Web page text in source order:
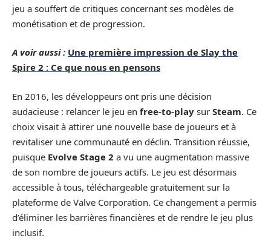
jeu a souffert de critiques concernant ses modèles de
monétisation et de progression.
A voir aussi : Une première impression de Slay the
Spire 2 : Ce que nous en pensons
En 2016, les développeurs ont pris une décision
audacieuse : relancer le jeu en free-to-play sur Steam. Ce
choix visait à attirer une nouvelle base de joueurs et à
revitaliser une communauté en déclin. Transition réussie,
puisque Evolve Stage 2 a vu une augmentation massive
de son nombre de joueurs actifs. Le jeu est désormais
accessible à tous, téléchargeable gratuitement sur la
plateforme de Valve Corporation. Ce changement a permis
d’éliminer les barrières financières et de rendre le jeu plus
inclusif.